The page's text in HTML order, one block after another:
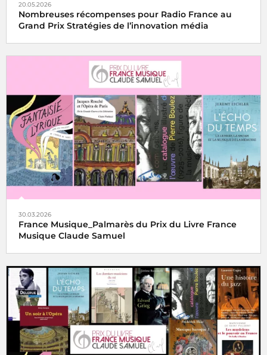
20.05.2026
Nombreuses récompenses pour Radio France au
Grand Prix Stratégies de l’innovation média
30.03.2026
France Musique_Palmarès du Prix du Livre France
Musique Claude Samuel